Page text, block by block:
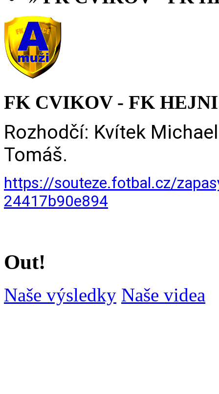
FK CVIKOV - FK
Rozhodčí: Kvítek
Tomáš.
https://souteze.fotbal.cz/
24417b90e894
Out!
Naše výsledky Naše videa